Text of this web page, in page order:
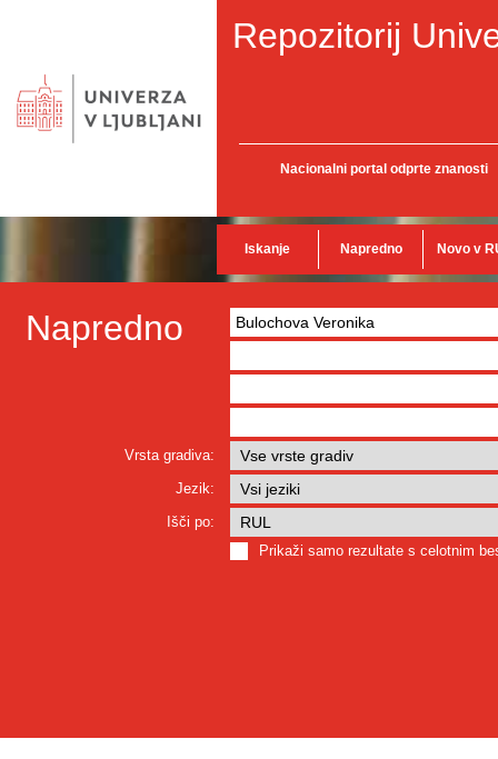
Repozitorij
Nacionalni portal odprte znanosti
Iskanje Napredno Novo v
Napredno
Vrsta gradiva:
Jezik:
Išči po:
Prikaži samo rezultate s celotnim